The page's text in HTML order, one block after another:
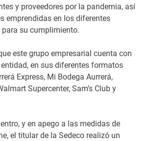
y proveedores por la pandemia, así
emprendidas en los diferentes
su cumplimiento.
este grupo empresarial cuenta con
en sus diferentes formatos
Express, Mi Bodega Aurrerá,
Supercenter, Sam’s Club y
y en apego a las medidas de
el titular de la Sedeco realizó un